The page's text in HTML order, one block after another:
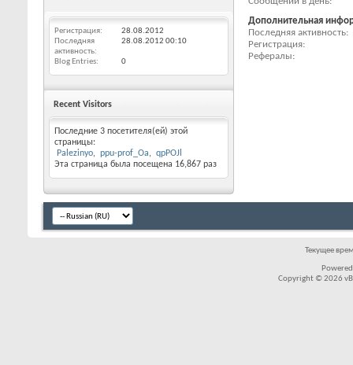
Регистрация
28.08.2012
Последняя
активность
28.08.2012 00:10
Blog Entries 0
Recent Visitors
Последние 3 посетителя(ей) этой
страницы:
Palezinyo
ppu-prof_Oa
qpPOJl
Эта страница была посещена 16,867 раз
Дополнительная
Последняя активность
Регистрация
Рефералы
Текущее
Copyright © 2026